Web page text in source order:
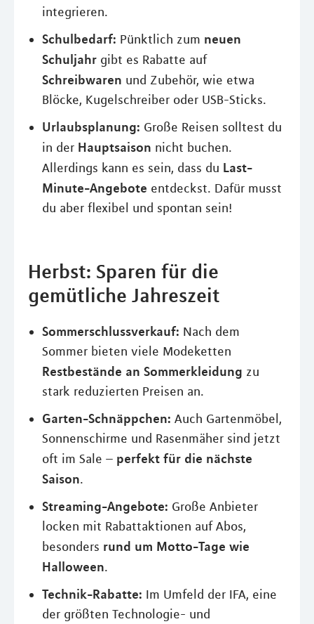
integrieren.
Schulbedarf: Pünktlich zum neuen
Schuljahr gibt es Rabatte auf
Schreibwaren und Zubehör, wie etwa
Blöcke, Kugelschreiber oder USB-Sticks.
Urlaubsplanung: Große Reisen solltest du
in der Hauptsaison nicht buchen.
Allerdings kann es sein, dass du Last-
Minute-Angebote entdeckst. Dafür musst
du aber flexibel und spontan sein!
Herbst: Sparen für die
gemütliche Jahreszeit
Sommerschlussverkauf: Nach dem
Sommer bieten viele Modeketten
Restbestände an Sommerkleidung zu
stark reduzierten Preisen an.
Garten-Schnäppchen: Auch Gartenmöbel,
Sonnenschirme und Rasenmäher sind jetzt
oft im Sale – perfekt für die nächste
Saison.
Streaming-Angebote: Große Anbieter
locken mit Rabattaktionen auf Abos,
besonders rund um Motto-Tage wie
Halloween.
Technik-Rabatte: Im Umfeld der IFA, eine
der größten Technologie- und